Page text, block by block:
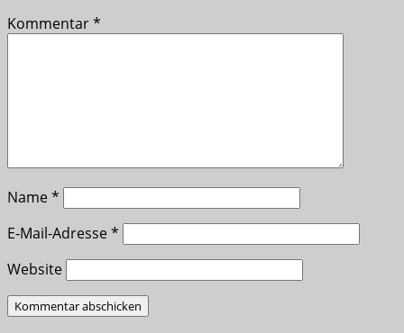
Kommentar*
Name*
E-Mail-Adresse*
Website